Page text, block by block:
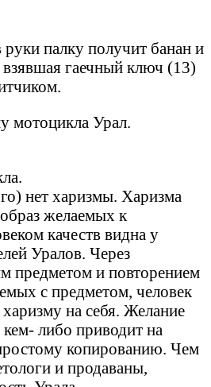
палку получит банан и
взявшая гаечный ключ (13)
мотоцикла Урал.
нет харизмы. Харизма
желаемых к
качеств видна у
Уралов. Через
предметом и повторением
с предметом, человек
на себя. Желание
либо приводит на
копированию. Чем
и продаваны,